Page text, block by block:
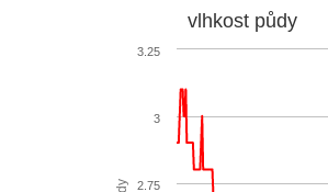
vlhkost půdy
3
2.75
3.25